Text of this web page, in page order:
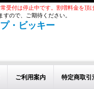
受付は停止中です。割増料金を頂
ので、ご期待ください。
・ビッキー
ご利用案内 特定商取引